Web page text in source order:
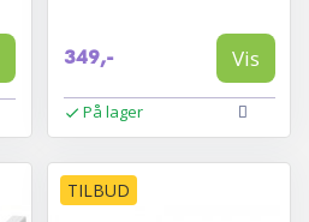
349,- Vis
På lager
TILBUD